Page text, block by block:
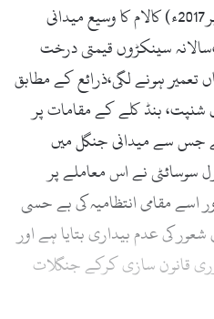
سوات(زماسوات ڈاٹ کام:7اکتوبر2017ء) کالام کا وسیع میدانی
سینکڑوں قیمتی درخت
تعمیر ہونے لگی،ذرائع کے مطابق
شنپت، بنڈ کلے کے مقامات پر
جس سے میدانی جنگل میں
سوسائٹی نے اس معاملے پر
اسے مقامی انتظامیہ کی بے حسی
کی عدم بیداری بتایا ہے اور
قانون سازی کرکے جنگلات